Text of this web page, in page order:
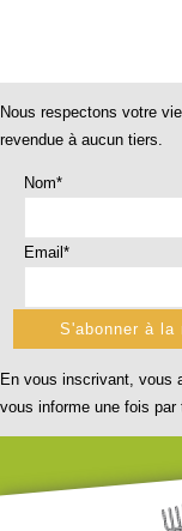
Nous respectons votre
revendue à aucun tiers.
Nom*
Email*
En vous inscrivant, vous
vous informe une fois par